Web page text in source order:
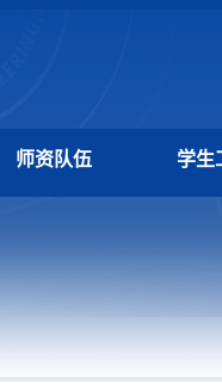
师资队伍 学生